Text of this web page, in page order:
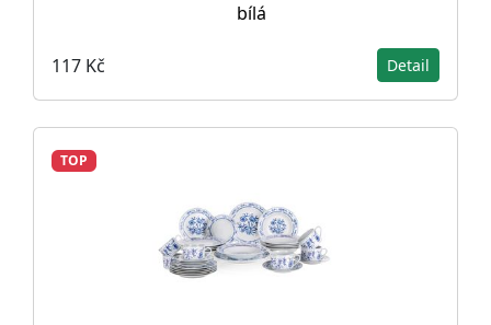
bílá
117 Kč Detail
TOP